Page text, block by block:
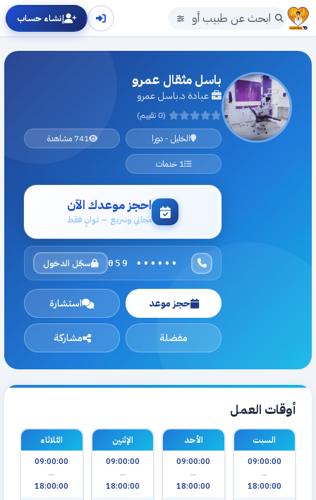
إنشاء حساب
باسل مثقال عمرو
عيادة د.باسل عمرو
(0 تقييم)
الخليل - دورا
741 مشاهدة
1 خدمات
احجز موعدك الآن
مجاني وسريع — ثوانٍ فقط
059 •••••• سجّل الدخول
حجز موعد استشارة
مفضلة مشاركة
أوقات العمل
السبت
09:00:00
—
18:00:00
الأحد
09:00:00
—
18:00:00
الإثنين
09:00:00
—
18:00:00
الثلاثاء
09:00:00
—
18:00:00